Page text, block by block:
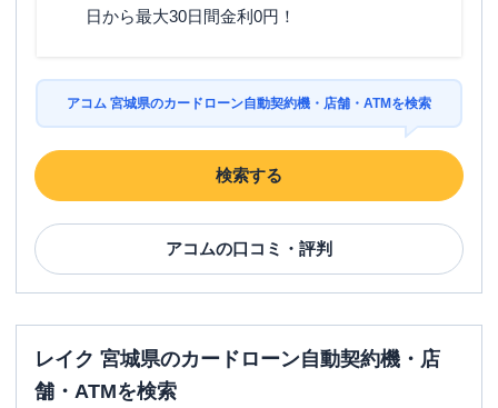
日から最大30日間金利0円！
アコム 宮城県のカードローン自動契約機・店舗・ATMを検索
検索する
アコムの口コミ・評判
レイク 宮城県のカードローン自動契約機・店
舗・ATMを検索